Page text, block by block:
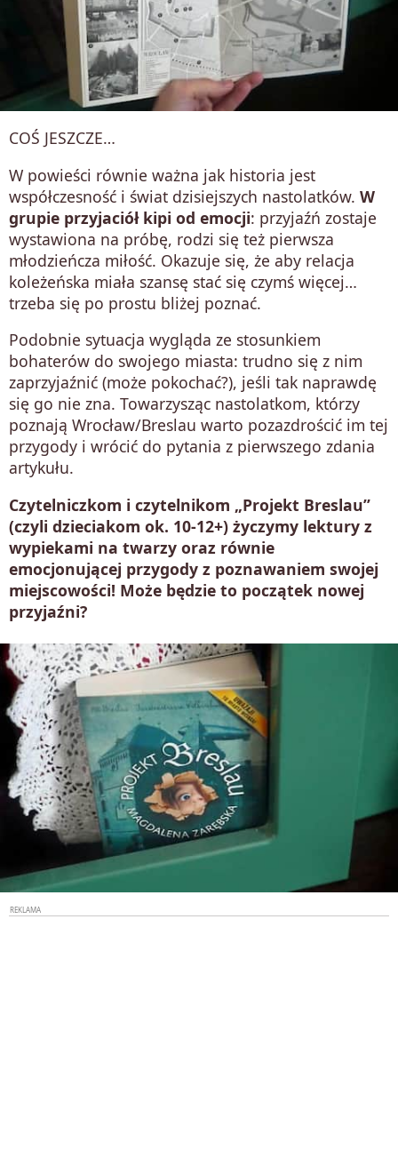
COŚ JESZCZE…
W powieści równie ważna jak historia jest
współczesność i świat dzisiejszych nastolatków. W
grupie przyjaciół kipi od emocji: przyjaźń zostaje
wystawiona na próbę, rodzi się też pierwsza
młodzieńcza miłość. Okazuje się, że aby relacja
koleżeńska miała szansę stać się czymś więcej…
trzeba się po prostu bliżej poznać.
Podobnie sytuacja wygląda ze stosunkiem
bohaterów do swojego miasta: trudno się z nim
zaprzyjaźnić (może pokochać?), jeśli tak naprawdę
się go nie zna. Towarzysząc nastolatkom, którzy
poznają Wrocław/Breslau warto pozazdrościć im tej
przygody i wrócić do pytania z pierwszego zdania
artykułu.
Czytelniczkom i czytelnikom „Projekt Breslau”
(czyli dzieciakom ok. 10-12+) życzymy lektury z
wypiekami na twarzy oraz równie
emocjonującej przygody z poznawaniem swojej
miejscowości! Może będzie to początek nowej
przyjaźni?